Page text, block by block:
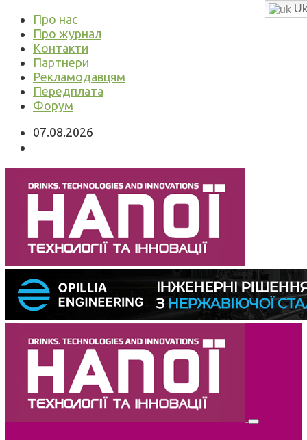
Про нас
Про журнал
Контакти
Партнери
Рекламодавцям
Передплата
Форум
07.08.2026